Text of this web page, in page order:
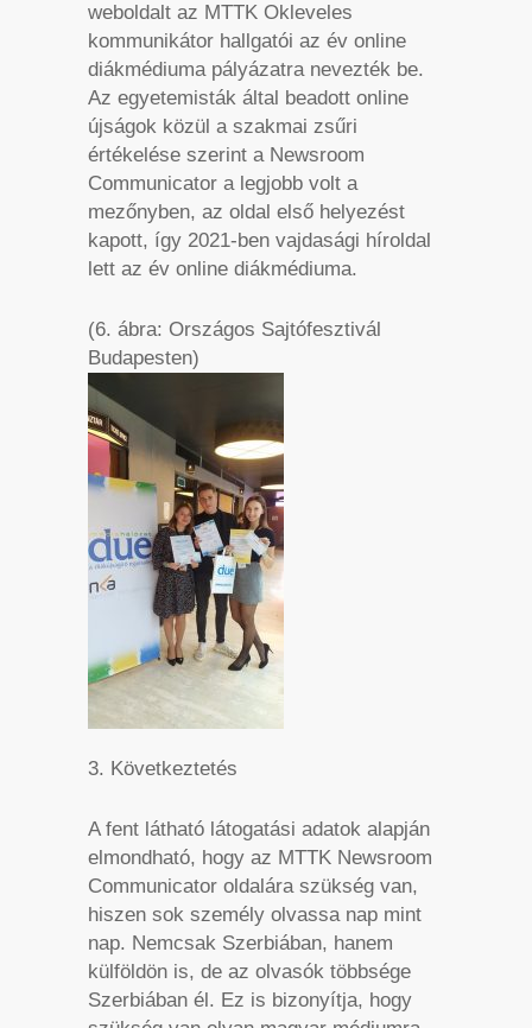
weboldalt az MTTK Okleveles
kommunikátor hallgatói az év online
diákmédiuma pályázatra nevezték be.
Az egyetemisták által beadott online
újságok közül a szakmai zsűri
értékelése szerint a Newsroom
Communicator a legjobb volt a
mezőnyben, az oldal első helyezést
kapott, így 2021-ben vajdasági híroldal
lett az év online diákmédiuma.
(6. ábra: Országos Sajtófesztivál
Budapesten)
3. Következtetés
A fent látható látogatási adatok alapján
elmondható, hogy az MTTK Newsroom
Communicator oldalára szükség van,
hiszen sok személy olvassa nap mint
nap. Nemcsak Szerbiában, hanem
külföldön is, de az olvasók többsége
Szerbiában él. Ez is bizonyítja, hogy